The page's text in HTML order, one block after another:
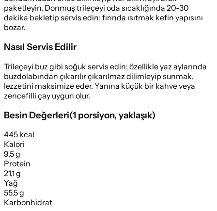
paketleyin. Donmuş trileçeyi oda sıcaklığında 20-30
dakika bekletip servis edin; fırında ısıtmak kefin yapısını
bozar.
Nasıl Servis Edilir
Trileçeyi buz gibi soğuk servis edin; özellikle yaz aylarında
buzdolabından çıkarılır çıkarılmaz dilimleyip sunmak,
lezzetini maksimize eder. Yanına küçük bir kahve veya
zencefilli çay uygun olur.
Besin Değerleri(1 porsiyon, yaklaşık)
445 kcal
Kalori
9,5 g
Protein
21,1 g
Yağ
55,5 g
Karbonhidrat